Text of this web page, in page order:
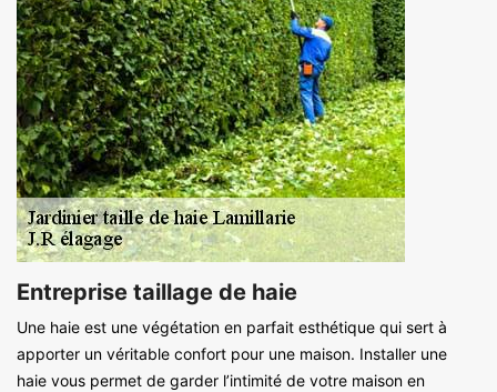
Entreprise taillage de haie
Une haie est une végétation en parfait esthétique qui sert à
apporter un véritable confort pour une maison. Installer une
haie vous permet de garder l’intimité de votre maison en